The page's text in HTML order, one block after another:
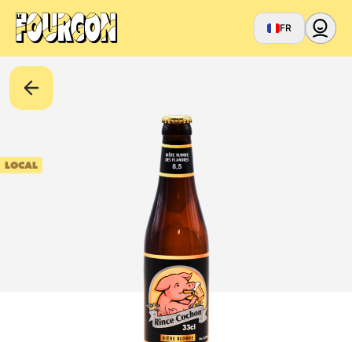
FR
LOCAL